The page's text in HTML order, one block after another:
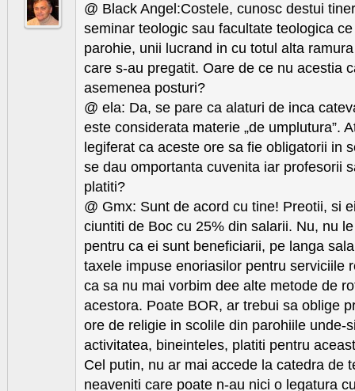
@ Black Angel:Costele, cunosc destui
seminar teologic sau facultate teologica
parohie, unii lucrand in cu totul alta
care s-au pregatit. Oare de ce nu acestia
asemenea posturi?
@ ela: Da, se pare ca alaturi de inca
este considerata materie „de umplutura”.
legiferat ca aceste ore sa fie obligatorii in
se dau omportanta cuvenita iar profesorii
platiti?
@ Gmx: Sunt de acord cu tine! Preotii, si
ciuntiti de Boc cu 25% din salarii. Nu, nu
pentru ca ei sunt beneficiarii, pe langa
taxele impuse enoriasilor pentru serviciile
ca sa nu mai vorbim dee alte metode de
acestora. Poate BOR, ar trebui sa oblige
ore de religie in scolile din parohiile unde-
activitatea, bineinteles, platiti pentru
Cel putin, nu ar mai accede la catedra de
neaveniti care poate n-au nici o legatura